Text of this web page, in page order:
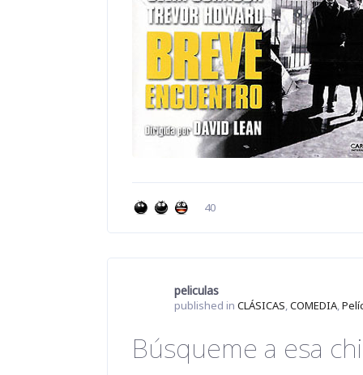
40
peliculas
published in CLÁSICAS,COMEDIA,
Búsqueme a esa